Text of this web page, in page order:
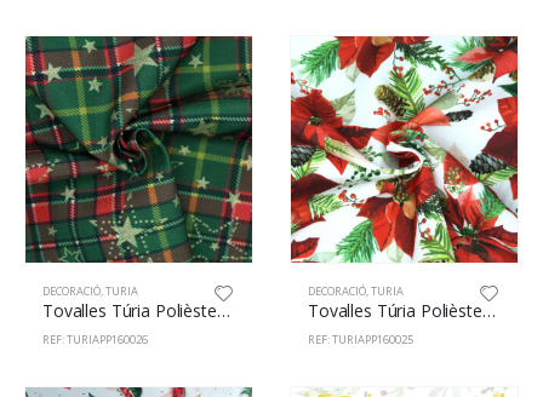
DECORACIÓ,TURIA
Tovalles Túria Polièster 100% 160cm Nadal 26
REF: TURIAPP160026
DECORACIÓ,TURIA
Tovalles Túria Polièster 100% 160cm Pascua 25
REF: TURIAPP160025